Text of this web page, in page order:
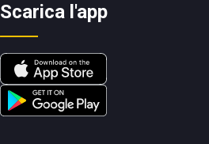
Scarica l'app